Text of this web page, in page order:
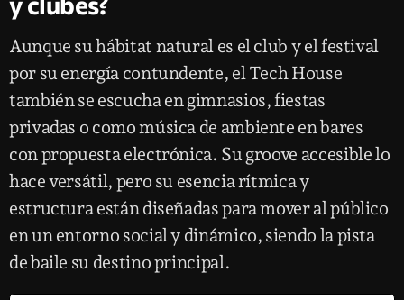
Aunque su hábitat natural es el club y el festival
por su energía contundente, el Tech House
también se escucha en gimnasios, fiestas
privadas o como música de ambiente en bares
con propuesta electrónica. Su groove accesible lo
hace versátil, pero su esencia rítmica y
estructura están diseñadas para mover al público
en un entorno social y dinámico, siendo la pista
de baile su destino principal.